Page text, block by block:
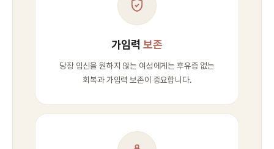
가임력 보존
당장 임신을 원하지 않는 여성에게는 후유증 없는
회복과 가임력 보존이 중요합니다.